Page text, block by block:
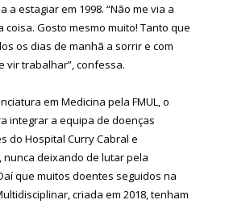
a estagiar em 1998. “Não me via a
coisa. Gosto mesmo muito! Tanto que
os dias de manhã a sorrir e com
vir trabalhar”, confessa.
em Medicina pela FMUL, o
integrar a equipa de doenças
do Hospital Curry Cabral e
nunca deixando de lutar pela
que muitos doentes seguidos na
criada em 2018, tenham